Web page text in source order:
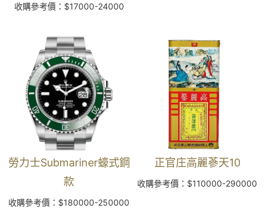
收購參考價：$17000-24000
勞力士Submariner蠔式鋼
款
收購參考價：$180000-250000
正官庄高麗蔘天10
收購參考價：$110000-290000